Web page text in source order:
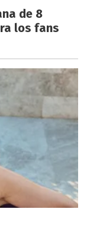
de 8
los fans